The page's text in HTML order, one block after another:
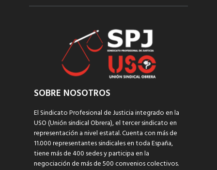
SOBRE NOSOTROS
El Sindicato Profesional de Justicia integrado en la
USO (Unión sindical Obrera), el tercer sindicato en
representación a nivel estatal. Cuenta con más de
11.000 representantes sindicales en toda España,
tiene más de 400 sedes y participa en la
negociación de más de 500 convenios colectivos.